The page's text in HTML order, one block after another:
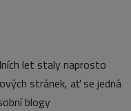
let staly naprosto
stránek, ať se jedná
blogy